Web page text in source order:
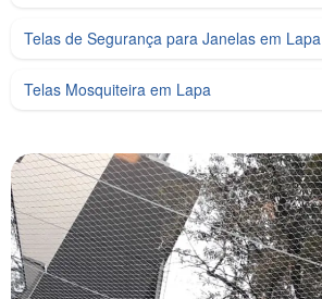
Telas de Segurança para Janelas em Lapa
Telas Mosquiteira em Lapa